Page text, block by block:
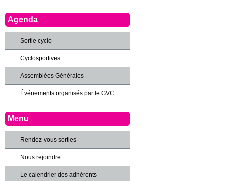
Agenda
Sortie cyclo
Cyclosportives
Assemblées Générales
Événements organisés par le GVC
Menu
Rendez-vous sorties
Nous rejoindre
Le calendrier des adhérents